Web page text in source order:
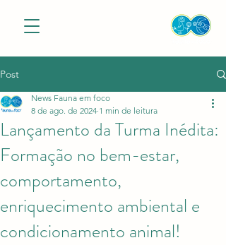
Post
Lançamento da Turma Inédita:
Formação no bem-estar,
comportamento,
enriquecimento ambiental e
condicionamento animal!
News Fauna em foco
8 de ago. de 2024 1 min de leitura